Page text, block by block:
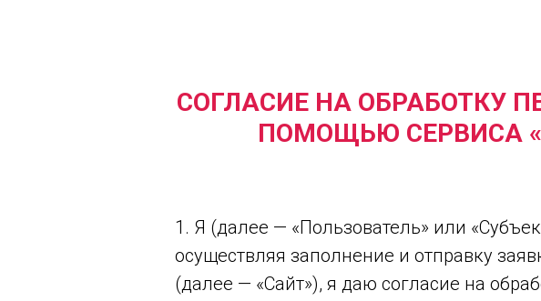
СОГЛАСИЕ НА ОБРАБОТКУ
ПОМОЩЬЮ СЕРВИСА
1. Я (далее — «Пользователь» или
осуществляя заполнение и отправку
(далее — «Сайт»), я даю согласие на